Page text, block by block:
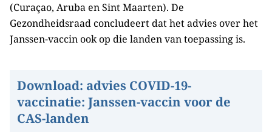
(Curaçao, Aruba en Sint Maarten). De
Gezondheidsraad concludeert dat het advies over het
Janssen-vaccin ook op die landen van toepassing is.
Download: advies COVID-19-
vaccinatie: Janssen-vaccin voor de
CAS-landen